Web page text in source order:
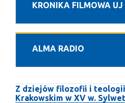
KRONIKA FILMOWA UJ
ALMA RADIO
Z dziejów filozofii i
Krakowskim w XV w.